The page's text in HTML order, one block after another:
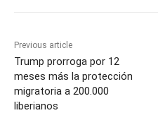
Previous article
Trump prorroga por 12
meses más la protección
migratoria a 200.000
liberianos